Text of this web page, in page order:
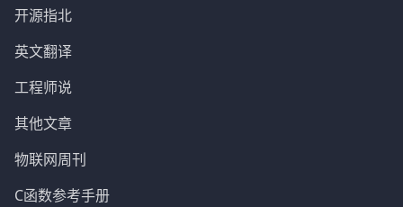
开源指北
英文翻译
工程师说
其他文章
物联网周刊
C函数参考手册